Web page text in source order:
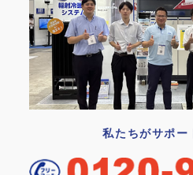
私たちがサポー